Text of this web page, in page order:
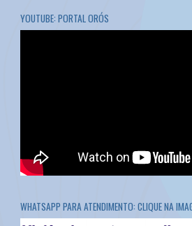
YOUTUBE: PORTAL ORÓS
WHATSAPP PARA ATENDIMENTO: CLIQUE NA